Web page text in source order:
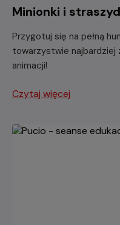
Minionki i
Przygotuj się na pełną
towarzystwie najbardziej
animacji!
Czytaj więcej